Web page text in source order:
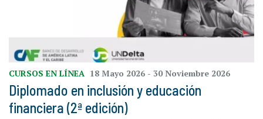
CURSOS EN LÍNEA 18 Mayo 2026 - 30 Noviembre 2026
Diplomado en inclusión y educación
financiera (2ª edición)